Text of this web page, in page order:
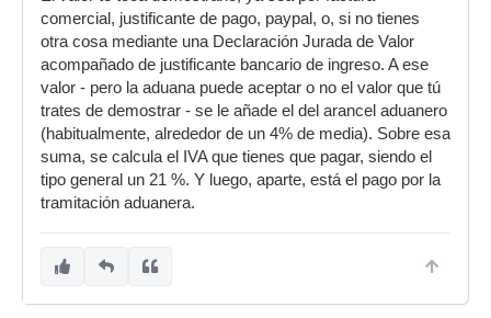
comercial, justificante de pago, paypal, o, si no tienes
otra cosa mediante una Declaración Jurada de Valor
acompañado de justificante bancario de ingreso. A ese
valor - pero la aduana puede aceptar o no el valor que tú
trates de demostrar - se le añade el del arancel aduanero
(habitualmente, alrededor de un 4% de media). Sobre esa
suma, se calcula el IVA que tienes que pagar, siendo el
tipo general un 21 %. Y luego, aparte, está el pago por la
tramitación aduanera.